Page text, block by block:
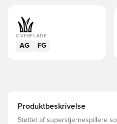
OVERFLADE
AG FG
Produktbeskrivelse
Støttet af superstjernespillere